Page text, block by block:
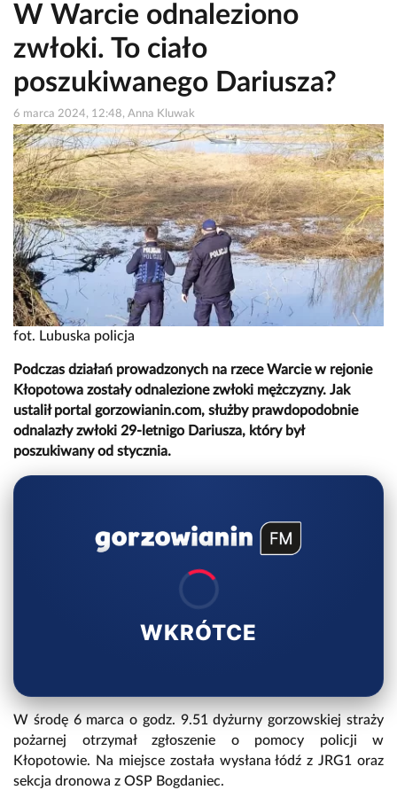
W Warcie odnaleziono
zwłoki. To ciało
poszukiwanego Dariusza?
6 marca 2024, 12:48, Anna Kluwak
fot. Lubuska policja
Podczas działań prowadzonych na rzece Warcie w rejonie
Kłopotowa zostały odnalezione zwłoki mężczyzny. Jak
ustalił portal gorzowianin.com, służby prawdopodobnie
odnalazły zwłoki 29-letnigo Dariusza, który był
poszukiwany od stycznia.
WKRÓTCE
W środę 6 marca o godz. 9.51 dyżurny gorzowskiej straży
pożarnej otrzymał zgłoszenie o pomocy policji w
Kłopotowie. Na miejsce została wysłana łódź z JRG1 oraz
sekcja dronowa z OSP Bogdaniec.